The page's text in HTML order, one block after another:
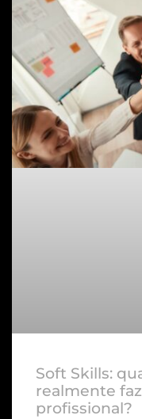
Soft Skills:
realmente
profissional?